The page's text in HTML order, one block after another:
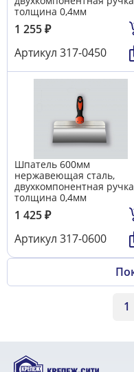
толщина 0,4мм
1 255₽
Артикул 317-0450
Шпатель 600мм
нержавеющая сталь,
двухкомпонентная
толщина 0,4мм
1 425₽
Артикул 317-0600
1